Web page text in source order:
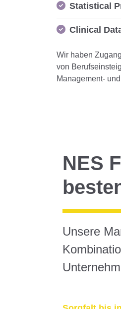
Statistical
Clinical
Wir haben
von
Management-
NES
Unsere